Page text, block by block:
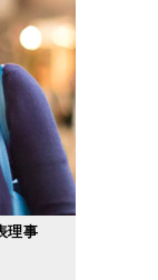
理事